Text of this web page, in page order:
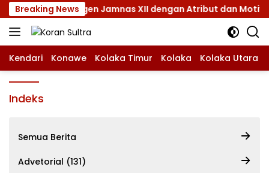
Langsung
ke
konten
Breaking News
Bekali Kontingen Jamnas XII dengan Atribut dan
Kendari Konawe Kolaka Timur Kolaka Kolaka Utara
Indeks
Semua Berita
Advetorial (131)